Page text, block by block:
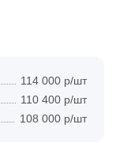
114 000 р/шт
110 400 р/шт
108 000 р/шт